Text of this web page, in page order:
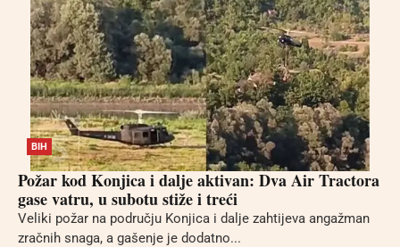
BIH
Požar kod Konjica i dalje aktivan: Dva Air Tractora
gase vatru, u subotu stiže i treći
Veliki požar na području Konjica i dalje zahtijeva angažman
zračnih snaga, a gašenje je dodatno...